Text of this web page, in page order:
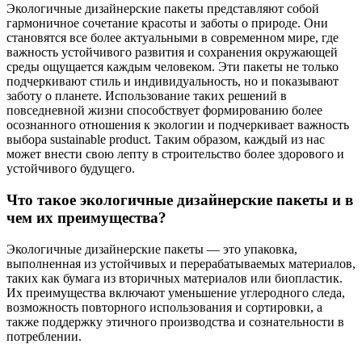
Экологичные дизайнерские пакеты представляют собой
гармоничное сочетание красоты и заботы о природе. Они
становятся все более актуальными в современном мире, где
важность устойчивого развития и сохранения окружающей
среды ощущается каждым человеком. Эти пакеты не только
подчеркивают стиль и индивидуальность, но и показывают
заботу о планете. Использование таких решений в
повседневной жизни способствует формированию более
осознанного отношения к экологии и подчеркивает важность
выбора sustainable product. Таким образом, каждый из нас
может внести свою лепту в строительство более здорового и
устойчивого будущего.
Что такое экологичные дизайнерские пакеты и в
чем их преимущества?
Экологичные дизайнерские пакеты — это упаковка,
выполненная из устойчивых и перерабатываемых материалов,
таких как бумага из вторичных материалов или биопластик.
Их преимущества включают уменьшение углеродного следа,
возможность повторного использования и сортировки, а
также поддержку этичного производства и сознательности в
потреблении.